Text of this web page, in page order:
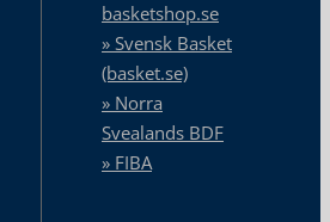
basketshop.se
» Svensk Basket
(basket.se)
» Norra
Svealands BDF
» FIBA